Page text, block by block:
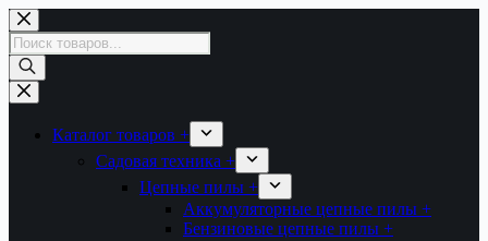
Перейти
к
сути
Поиск
товаров
Каталог товаров +
Садовая техника +
Цепные пилы +
Аккумуляторные цепные пилы +
Бензиновые цепные пилы +